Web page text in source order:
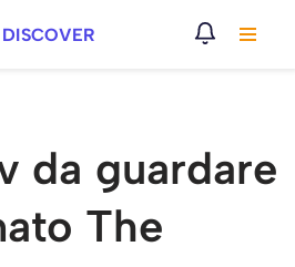
DISCOVER
da guardare
The